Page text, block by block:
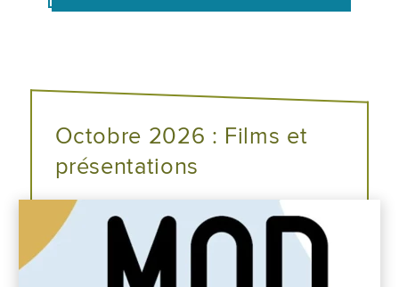
Octobre 2026 : Films et
présentations